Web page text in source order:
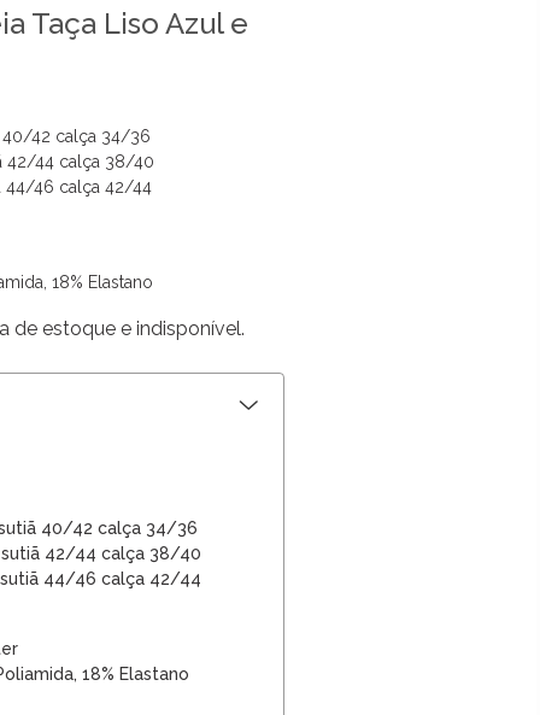
Taça Liso Azul e
40/42 calça 34/36
42/44 calça 38/40
44/46 calça 42/44
18% Elastano
de estoque e indisponível.
40/42 calça 34/36
sutiã 42/44 calça 38/40
44/46 calça 42/44
18% Elastano